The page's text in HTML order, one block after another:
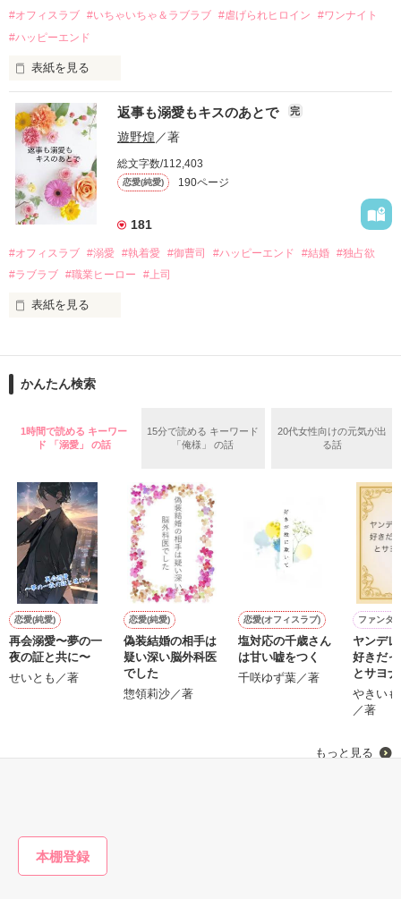
運命のような再会を果たす。
酔った勢いで一夜を共にしてしまった。
さらに、美桜が初めてだと知った哲平は
『責任をとる、結婚しよう』と真っ直ぐに告げてきた。
戸惑う美桜とは裏腹に、好きという気持ちを隠すことなく
甘やかしてくる。
そんなある日、哲平は美桜がストーカー被害に
遭っていることを知る。
美桜を守るため、哲平は同居を提案してきて――。
夏木美桜(なつきみお)
鳴海哲平 (なるみてっぺい)
2026.6.5～2026.7.25
＊以前、公開していた話の改稿版です＊
作品を読む
#オフィスラブ #いちゃいちゃ＆ラブラブ #虐げられヒロイン
#ワンナイト
#ハッピーエンド
表紙を見る
おかしな噂を流されて前の職場でうまくいかなかった梅田美
桜は、海外で傷心旅行をしていたところ、日本人美青年と出会
い、酒の勢いもあり一夜限りの関係となる。
帰国後、美桜は新しい職場でワンナイトした美青年と再会。
なんと彼の正体は、とある財閥御曹司にも関わらず、一族を離
れて起業した新進気鋭の実業家、社内でも冷徹だと評判な社長
――御影恭司その人だったのだ――！
なぜか恭司から飼い猫の世話係を命じられた美桜は、猫の世
の関係となってしまい――？
返事も溺愛もキスのあとで 完
遊野煌 ／著
総文字数/112,403
恋愛(純愛) 190ページ
181
#オフィスラブ #溺愛 #執着愛 #御曹司 #ハッピーエンド #結婚 #独占欲
#ラブラブ #職業ヒーロー #上司
表紙を見る
ションの企画戦略室で働いている。
めた、同期で恋人の石垣守（26）がいるのだが、後輩の姫原由
いた。
守と由羅から『便利屋雛子』と馬鹿にされ、一人こっそり泣い
た上、同居まで提案してきて──？
鷹哉『宜しくな、俺の雛子』🦅
雛子『俺の……ひぃ、雛子？！！！』🐥
シゴデキで冷徹な上司が見せる素顔は、なぜか想像以上に甘く
て……🐥💓🦅
※表紙も作中使用の画像も全てフリー素材です。
※執筆期間2026.6.3〜7.20完結です。
※他サイトさんにて恋愛トレンド1位でした〜良かったら読ん
で頂けると嬉しいです。
作品を読む
かんたん検索
1時間で読める キーワー
ド 「溺愛」 の話
15分で読める キーワード
「俺様」 の話
20代女性向けの元気が出
る話
恋愛(純愛)
再会溺愛〜夢の一
夜の証と共に〜
せいとも／著
恋愛(純愛)
偽装結婚の相手は
疑い深い脳外科医
でした
惣領莉沙／著
恋愛(オフィスラブ)
塩対応の千歳さん
は甘い嘘をつく
千咲ゆず葉／著
ファンタ
ヤンデ
好きだ
とサヨ
す！
やきい
／著
もっと見る